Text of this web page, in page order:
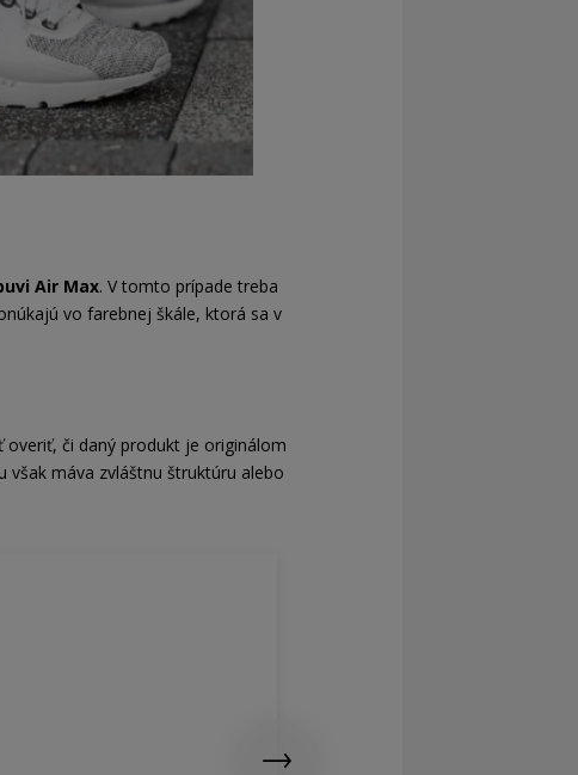
Air Max. V tomto prípade treba
vo farebnej škále, ktorá sa v
či daný produkt je originálom
však máva zvláštnu štruktúru alebo